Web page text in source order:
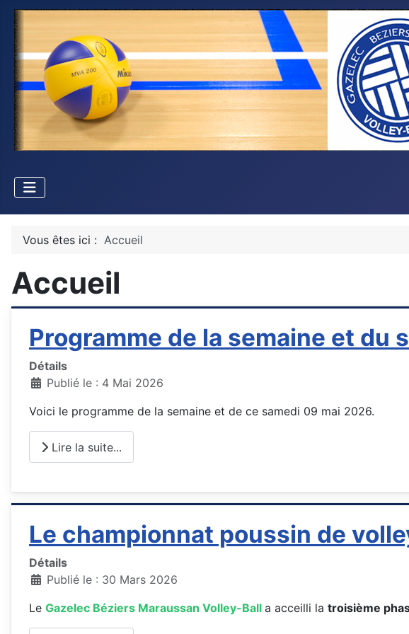
Vous êtes ici : Accueil
Accueil
Programme de la semaine et du
Détails
Publié le : 4 Mai 2026
Voici le programme de la semaine et de ce samedi 09 mai 2026.
Lire la suite...
Le championnat poussin de
Détails
Publié le : 30 Mars 2026
Le Gazelec Béziers Maraussan Volley-Ball a acceilli la troisième